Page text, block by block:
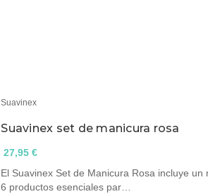
Suavinex
Suavinex set de manicura rosa
27,95 €
El Suavinex Set de Manicura Rosa incluye
6 productos esenciales par…